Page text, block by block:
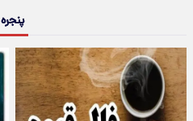
پنجره